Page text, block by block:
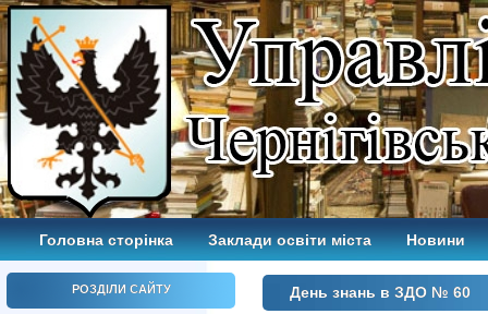
Головна сторінка Заклади освіти міста Новини
РОЗДІЛИ САЙТУ День знань в ЗДО № 60